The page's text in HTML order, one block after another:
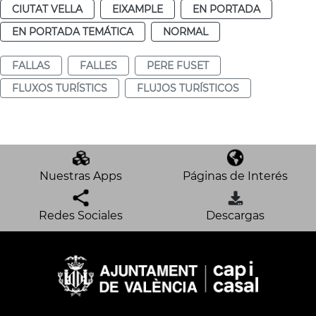
CIUTAT VELLA EIXAMPLE
EN PORTADA
EN PORTADA TEMÁTICA
NORMAL
FALLAS FALLES
PERE FUSET
FLUXOS TURÍSTICS
FLUJOS TURÍSTICOS
Nuestras Apps Páginas de Interés
Redes Sociales Descargas